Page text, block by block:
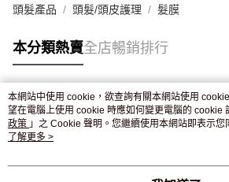
頭髮產品 頭髮/頭皮護理 髮膜
本分類熱賣全店暢銷排行
熱門標籤
熱銷排行
本網站中使用 cookie，欲查詢有關本網站使用
望在電腦上使用 cookie 時應如何變更電腦的 cookie
政策 」之 Cookie 聲明。您繼續使用本網站即表示
條款之 Cookie 聲明使用 cookie。
了解更多 >